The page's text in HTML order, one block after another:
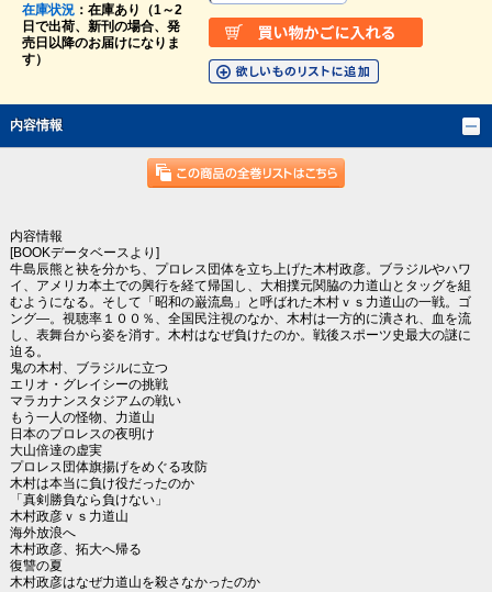
在庫状況：在庫あり（1～2
日で出荷、新刊の場合、発
売日以降のお届けになりま
す）
内容情報
内容情報
[BOOKデータベースより]
牛島辰熊と袂を分かち、プロレス団体を立ち上げた木村政彦。ブラジルやハワ
イ、アメリカ本土での興行を経て帰国し、大相撲元関脇の力道山とタッグを組
むようになる。そして「昭和の巌流島」と呼ばれた木村ｖｓ力道山の一戦。ゴ
ング―。視聴率１００％、全国民注視のなか、木村は一方的に潰され、血を流
し、表舞台から姿を消す。木村はなぜ負けたのか。戦後スポーツ史最大の謎に
迫る。
鬼の木村、ブラジルに立つ
エリオ・グレイシーの挑戦
マラカナンスタジアムの戦い
もう一人の怪物、力道山
日本のプロレスの夜明け
大山倍達の虚実
プロレス団体旗揚げをめぐる攻防
木村は本当に負け役だったのか
「真剣勝負なら負けない」
木村政彦ｖｓ力道山
海外放浪へ
木村政彦、拓大へ帰る
復讐の夏
木村政彦はなぜ力道山を殺さなかったのか